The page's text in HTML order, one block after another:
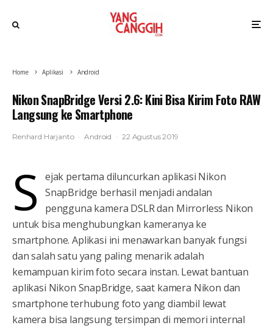
Home Aplikasi Android
Nikon SnapBridge Versi 2.6: Kini Bisa Kirim Foto RAW
Langsung ke Smartphone
Renhard Harjanto · Android · 22 Agustus 2019
S
ejak pertama diluncurkan aplikasi Nikon
SnapBridge berhasil menjadi andalan
pengguna kamera DSLR dan Mirrorless Nikon
untuk bisa menghubungkan kameranya ke
smartphone. Aplikasi ini menawarkan banyak fungsi
dan salah satu yang paling menarik adalah
kemampuan kirim foto secara instan. Lewat bantuan
aplikasi Nikon SnapBridge, saat kamera Nikon dan
smartphone terhubung foto yang diambil lewat
kamera bisa langsung tersimpan di memori internal